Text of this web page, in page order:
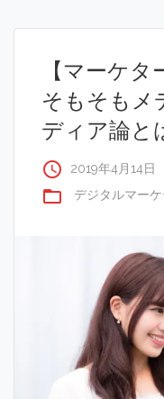
【マーケタ
そもそもメ
ディア論と
access_time 2019年4月14日
folder_open デジタルマー